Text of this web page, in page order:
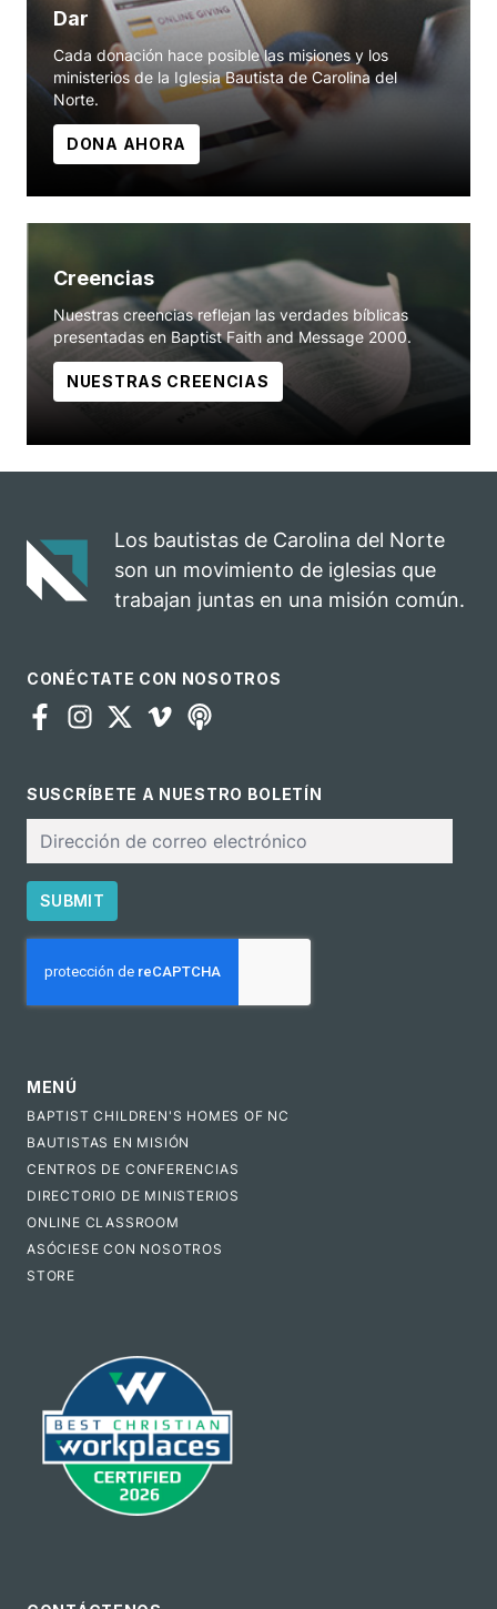
Dar
Cada donación hace posible las misiones y los
ministerios de la Iglesia Bautista de Carolina del
Norte.
DONA AHORA
Creencias
Nuestras creencias reflejan las verdades bíblicas
presentadas en Baptist Faith and Message 2000.
NUESTRAS CREENCIAS
Los bautistas de Carolina del Norte
son un movimiento de iglesias que
trabajan juntas en una misión común.
CONÉCTATE CON NOSOTROS
SUSCRÍBETE A NUESTRO BOLETÍN
electrónico
SUBMIT
MENÚ
BAPTIST CHILDREN'S HOMES OF NC
BAUTISTAS EN MISIÓN
CENTROS DE CONFERENCIAS
DIRECTORIO DE MINISTERIOS
ONLINE CLASSROOM
ASÓCIESE CON NOSOTROS
STORE